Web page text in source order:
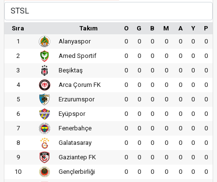
Sıra Takım O G B M A Y
P
1
Alanyaspor 0 0 0 0 0 0
0
2
Amed Sportif 0 0 0 0 0 0
0
3
Beşiktaş 0 0 0 0 0 0
0
4
Arca Çorum FK 0 0 0 0 0 0
0
5
Erzurumspor 0 0 0 0 0 0
0
6
Eyüpspor 0 0 0 0 0 0
0
7
Fenerbahçe 0 0 0 0 0 0
0
8
Galatasaray 0 0 0 0 0 0
0
9
Gaziantep FK 0 0 0 0 0 0
0
10
Gençlerbirliği 0 0 0 0 0 0
0